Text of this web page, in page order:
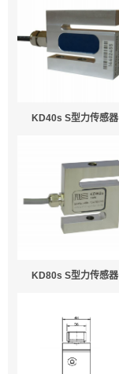
KD40s S型力传感器
KD80s S型力传感器